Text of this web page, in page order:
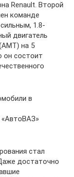
Renault. Второй
команде
1.8-
двигатель
на 5
он состоит
в
«АвтоВАЗ»
стал
достаточно